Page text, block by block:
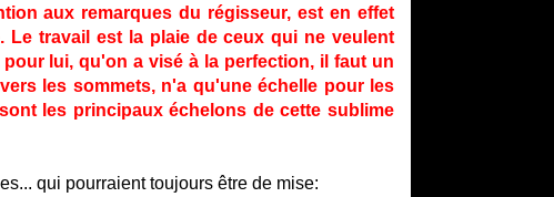
aux remarques du régisseur, est en effet
Le travail est la plaie de ceux qui ne veulent
lui, qu'on a visé à la perfection, il faut un
les sommets, n'a qu'une échelle pour les
les principaux échelons de cette sublime
qui pourraient toujours être de mise: